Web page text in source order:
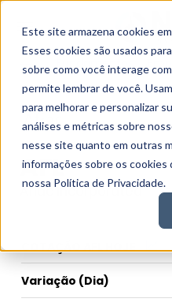
Este site armazena cookies
Esses cookies são usados
sobre como você interage
permite lembrar de você.
para melhorar e personalizar
análises e métricas sobre
nesse site quanto em outras
informações sobre os cookies
nossa Política de Privacidade.
Fundamentos
AFL
Aflac Incorporated
COTAÇÃO AFL HOJE
Variação (Dia)